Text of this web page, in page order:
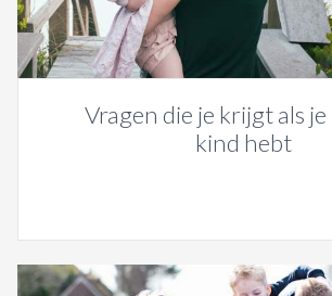
Vragen die je krijgt als je
kind hebt